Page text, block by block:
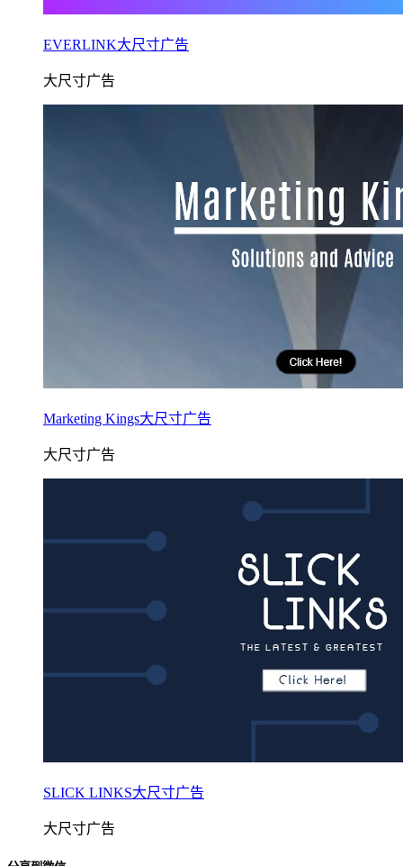
EVERLINK大尺寸广告
大尺寸广告
Marketing Kings大尺寸广告
大尺寸广告
SLICK LINKS大尺寸广告
大尺寸广告